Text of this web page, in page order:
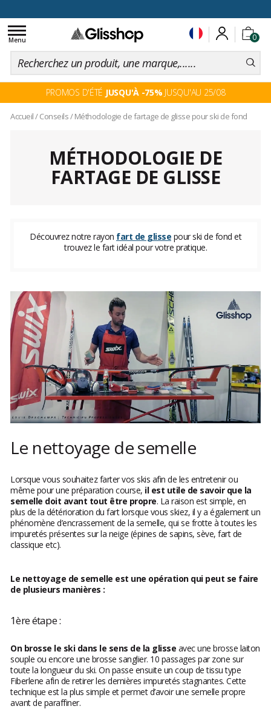
0
Toggle
navigation
Menu
PROMOS D'ÉTÉ JUSQU'À -75% JUSQU'AU 25/08
Accueil/Conseils/Méthodologie de fartage de glisse pour ski de fond
MÉTHODOLOGIE DE
FARTAGE DE GLISSE
Découvrez notre rayon fart de glisse pour ski de fond et
trouvez le fart idéal pour votre pratique.
Le nettoyage de semelle
Lorsque vous souhaitez farter vos skis afin de les entretenir ou
même pour une préparation course, il est utile de savoir que la
semelle doit avant tout être propre. La raison est simple, en
plus de la détérioration du fart lorsque vous skiez, il y a également un
phénomène d’encrassement de la semelle, qui se frotte à toutes les
impuretés présentes sur la neige (épines de sapins, sève, fart de
classique etc).
Le nettoyage de semelle est une opération qui peut se faire
de plusieurs manières :
1ère étape :
On brosse le ski dans le sens de la glisse avec une brosse laiton
souple ou encore une brosse sanglier. 10 passages par zone sur
toute la longueur du ski. On passe ensuite un coup de tissu type
Fiberlene afin de retirer les dernières impuretés stagnantes. Cette
technique est la plus simple et permet d’avoir une semelle propre
avant de paraffiner.